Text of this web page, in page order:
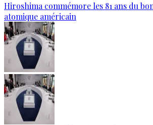
Hiroshima commémore les 81 ans du
atomique américain